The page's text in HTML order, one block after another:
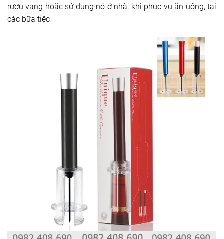
rượu vang hoặc sử dụng nó ở nhà, khi phục vụ ăn uống, tại
các bữa tiệc